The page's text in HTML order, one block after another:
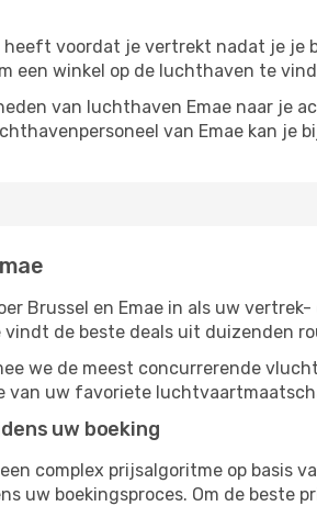
voordat je vertrekt nadat je je
een ​​winkel op de luchthaven te
van luchthaven Emae naar je
van Emae kan je
Brussel en Emae in als uw
vindt de beste deals uit duizenden
we de meest concurrerende
van uw favoriete
uw boeking
complex prijsalgoritme op basis
uw boekingsproces. Om de beste